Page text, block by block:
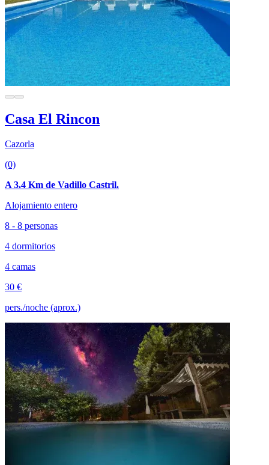
Casa El Rincon
Cazorla
(0)
A 3.4 Km de Vadillo Castril.
Alojamiento entero
8 - 8 personas
4 dormitorios
4 camas
30 €
pers./noche (aprox.)